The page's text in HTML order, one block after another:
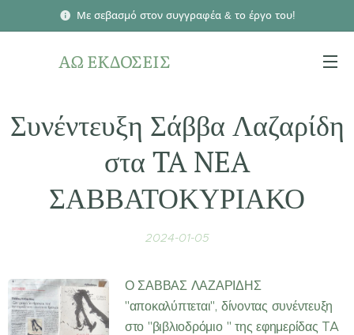
Με σεβασμό στον συγγραφέα & το έργο του!
ΑΩ ΕΚΔΟΣΕΙΣ
Συνέντευξη Σάββα Λαζαρίδη
στα TA NEA
ΣΑΒΒΑΤΟΚΥΡΙΑΚΟ
2024-01-05
Ο ΣΑΒΒΑΣ ΛΑΖΑΡΙΔΗΣ
"αποκαλύπτεται", δίνοντας συνέντευξη
στο "βιβλιοδρόμιο " της εφημερίδας TA